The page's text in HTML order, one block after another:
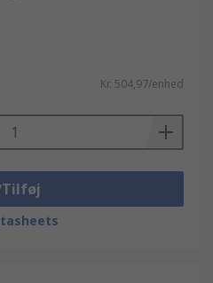
Kr. 504,97/enhed
Tilføj